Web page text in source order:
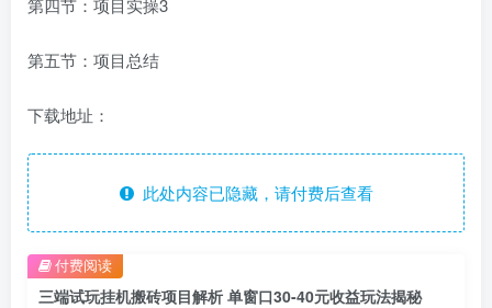
第五节：项目总结
下载地址：
此处内容已隐藏，请付费后查看
三端试玩挂机搬砖项目解析 单窗口30-40元收益玩法揭秘
付费阅读